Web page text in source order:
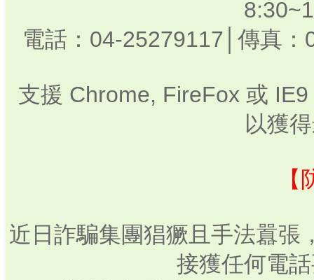
電話：04-25279117│傳真
支援 Chrome, FireFox 或
以獲
近日詐騙集團猖獗且手法囂張
接獲任何電